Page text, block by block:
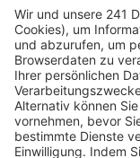
Barrierefreiheit
Cookie
Rechtliches
AGB-Übersicht